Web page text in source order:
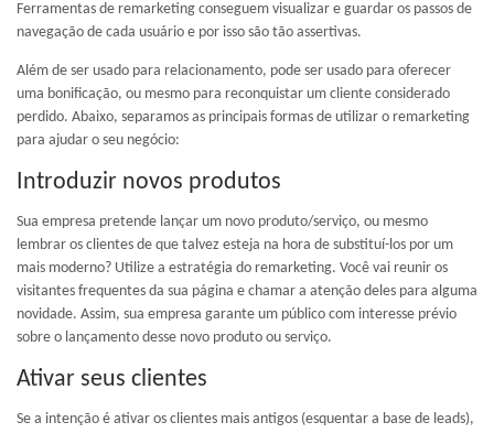
Ferramentas de remarketing conseguem visualizar e guardar os passos de
navegação de cada usuário e por isso são tão assertivas.
Além de ser usado para relacionamento, pode ser usado para oferecer
uma bonificação, ou mesmo para reconquistar um cliente considerado
perdido. Abaixo, separamos as principais formas de utilizar o remarketing
para ajudar o seu negócio:
Introduzir novos produtos
Sua empresa pretende lançar um novo produto/serviço, ou mesmo
lembrar os clientes de que talvez esteja na hora de substituí-los por um
mais moderno? Utilize a estratégia do remarketing. Você vai reunir os
visitantes frequentes da sua página e chamar a atenção deles para alguma
novidade. Assim, sua empresa garante um público com interesse prévio
sobre o lançamento desse novo produto ou serviço.
Ativar seus clientes
Se a intenção é ativar os clientes mais antigos (esquentar a base de leads),